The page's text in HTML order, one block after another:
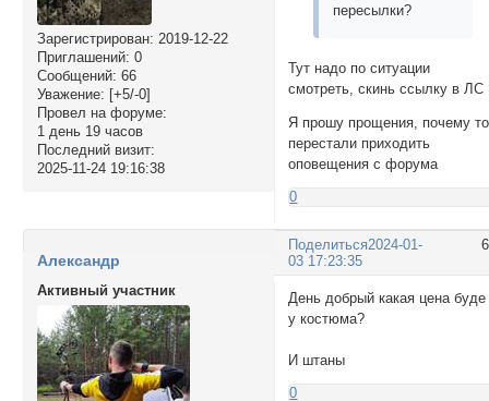
Зарегистрирован: 2019-12-22
Приглашений: 0
Сообщений: 66
Уважение: [+5/-0]
Провел на форуме:
1 день 19 часов
Последний визит:
2025-11-24 19:16:38
пересылки?
Тут надо по ситуации
смотреть, скинь ссылку в ЛС
Я прошу прощения, почему то
перестали приходить
оповещения с форума
0
Поделиться2024-01-
03 17:23:35
Александр
Активный участник
День добрый какая цена буде
у костюма?
И штаны
0